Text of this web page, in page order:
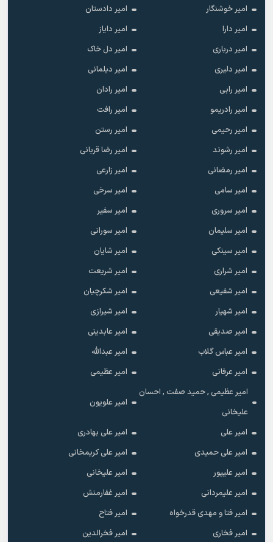
امیر خوشنگار
امیر دادستان
امیر دارا
امیر دایاز
امیر درباری
امیر دل خاک
امیر دلیری
امیر دیلمانی
امیر رابی
امیر رادان
امیر رادریمو
امیر رافت
امیر رحیمی
امیر رستن
امیر رشوند
امیر رضا قربانی
امیر رمضانی
امیر زارعی
امیر سامی
امیر سرخی
امیر سروری
امیر سفیر
امیر سلیمان
امیر سورانی
امیر سینکی
امیر شایان
امیر شراری
امیر شریعت
امیر شفیعی
امیر شکرچیان
امیر شهیار
امیر شیرازی
امیر صدیقی
امیر عابدینی
امیر عباس گلاب
امیر عبدالله
امیر عرفانی
امیر عظیمی
امیر عظیمی , حمید صفت , احسان
علیخانی
امیر علویون
امیر علی
امیر علی بهادری
امیر علی حمیدی
امیر علی کریمخانی
امیر علیپور
امیر علیخانی
امیر علیمردانی
امیر غفارمنش
امیر فتا و مهدی قدرخواه
امیر فتاح
امیر فخاری
امیر فخرالدین